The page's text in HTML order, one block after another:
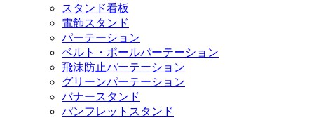
スタンド看板
電飾スタンド
パーテーション
ベルト・ポールパーテーション
飛沫防止パーテーション
グリーンパーテーション
バナースタンド
パンフレットスタンド